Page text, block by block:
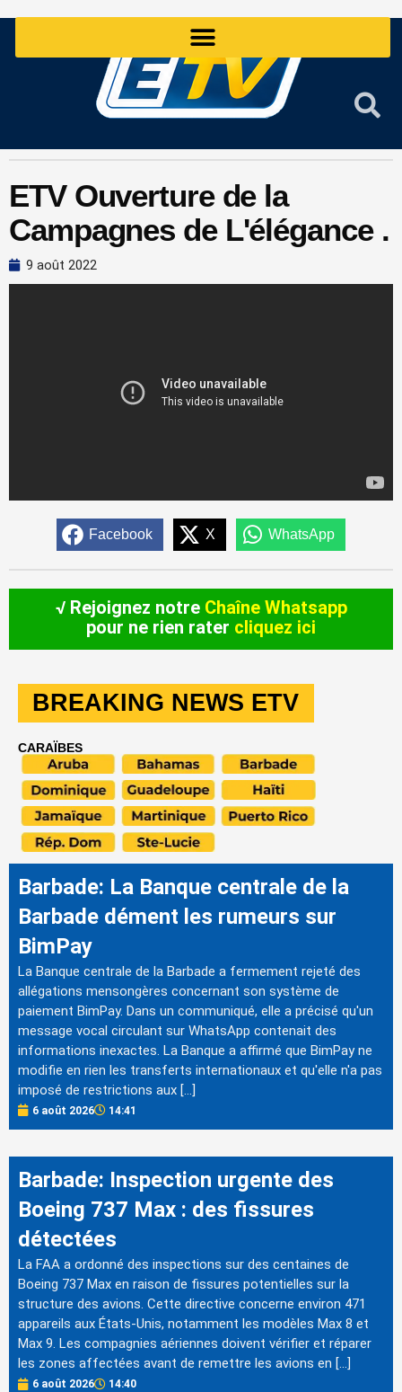
ETV Ouverture de la
Campagnes de L'élégance .
9 août 2022
Facebook X WhatsApp
√ Rejoignez notre Chaîne Whatsapp
pour ne rien rater cliquez ici
BREAKING NEWS ETV
CARAÏBES
Barbade: La Banque centrale de la
Barbade dément les rumeurs sur
BimPay
La Banque centrale de la Barbade a fermement rejeté des
allégations mensongères concernant son système de
paiement BimPay. Dans un communiqué, elle a précisé qu'un
message vocal circulant sur WhatsApp contenait des
informations inexactes. La Banque a affirmé que BimPay ne
modifie en rien les transferts internationaux et qu'elle n'a pas
imposé de restrictions aux […]
6 août 2026 14:41
Barbade: Inspection urgente des
Boeing 737 Max : des fissures
détectées
La FAA a ordonné des inspections sur des centaines de
Boeing 737 Max en raison de fissures potentielles sur la
structure des avions. Cette directive concerne environ 471
appareils aux États-Unis, notamment les modèles Max 8 et
Max 9. Les compagnies aériennes doivent vérifier et réparer
les zones affectées avant de remettre les avions en […]
6 août 2026 14:40